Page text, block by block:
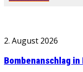
2. August 2026
Bombenanschlag